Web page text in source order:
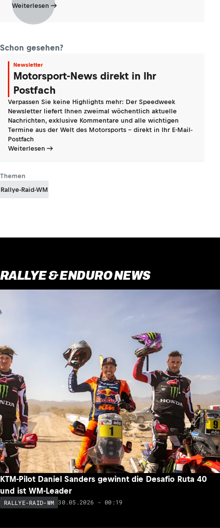
Weiterlesen
Schon gesehen?
Newsletter
Motorsport-News direkt in Ihr
Postfach
Verpassen Sie keine Highlights mehr: Der Speedweek
Newsletter liefert Ihnen zweimal wöchentlich aktuelle
Nachrichten, exklusive Kommentare und alle wichtigen
Termine aus der Welt des Motorsports - direkt in Ihr E-Mail-
Postfach
Weiterlesen
Themen
Rallye-Raid-WM
RALLYE & ENDURO NEWS
KTM-Pilot Daniel Sanders gewinnt die Desafio Ruta 40
und ist WM-Leader
RALLYE-RAID-WM 30.05.2026 - 00:19